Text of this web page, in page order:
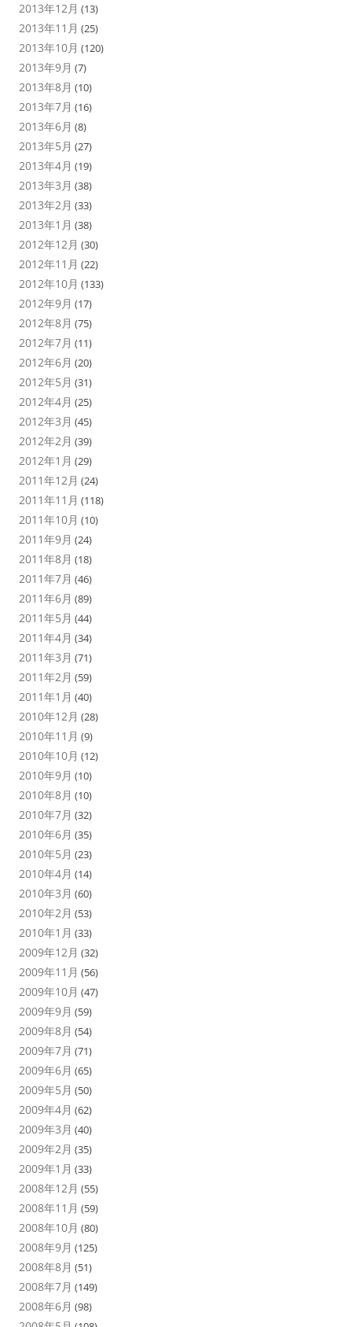
2013年12月 (13)
2013年11月 (25)
2013年10月 (120)
2013年9月 (7)
2013年8月 (10)
2013年7月 (16)
2013年6月 (8)
2013年5月 (27)
2013年4月 (19)
2013年3月 (38)
2013年2月 (33)
2013年1月 (38)
2012年12月 (30)
2012年11月 (22)
2012年10月 (133)
2012年9月 (17)
2012年8月 (75)
2012年7月 (11)
2012年6月 (20)
2012年5月 (31)
2012年4月 (25)
2012年3月 (45)
2012年2月 (39)
2012年1月 (29)
2011年12月 (24)
2011年11月 (118)
2011年10月 (10)
2011年9月 (24)
2011年8月 (18)
2011年7月 (46)
2011年6月 (89)
2011年5月 (44)
2011年4月 (34)
2011年3月 (71)
2011年2月 (59)
2011年1月 (40)
2010年12月 (28)
2010年11月 (9)
2010年10月 (12)
2010年9月 (10)
2010年8月 (10)
2010年7月 (32)
2010年6月 (35)
2010年5月 (23)
2010年4月 (14)
2010年3月 (60)
2010年2月 (53)
2010年1月 (33)
2009年12月 (32)
2009年11月 (56)
2009年10月 (47)
2009年9月 (59)
2009年8月 (54)
2009年7月 (71)
2009年6月 (65)
2009年5月 (50)
2009年4月 (62)
2009年3月 (40)
2009年2月 (35)
2009年1月 (33)
2008年12月 (55)
2008年11月 (59)
2008年10月 (80)
2008年9月 (125)
2008年8月 (51)
2008年7月 (149)
2008年6月 (98)